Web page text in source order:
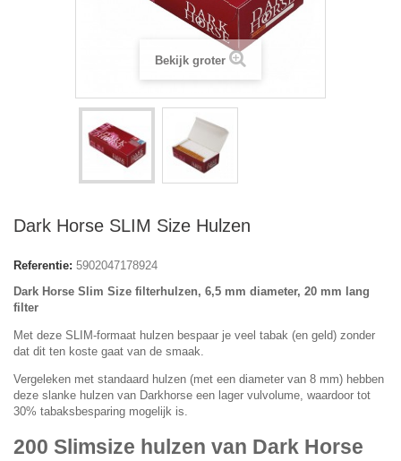
Bekijk groter
Dark Horse SLIM Size Hulzen
Referentie: 5902047178924
Dark Horse Slim Size filterhulzen, 6,5 mm diameter, 20 mm lang
filter
Met deze SLIM-formaat hulzen bespaar je veel tabak (en geld) zonder
dat dit ten koste gaat van de smaak.
Vergeleken met standaard hulzen (met een diameter van 8 mm) hebben
deze slanke hulzen van Darkhorse een lager vulvolume, waardoor tot
30% tabaksbesparing mogelijk is.
200 Slimsize hulzen van Dark Horse